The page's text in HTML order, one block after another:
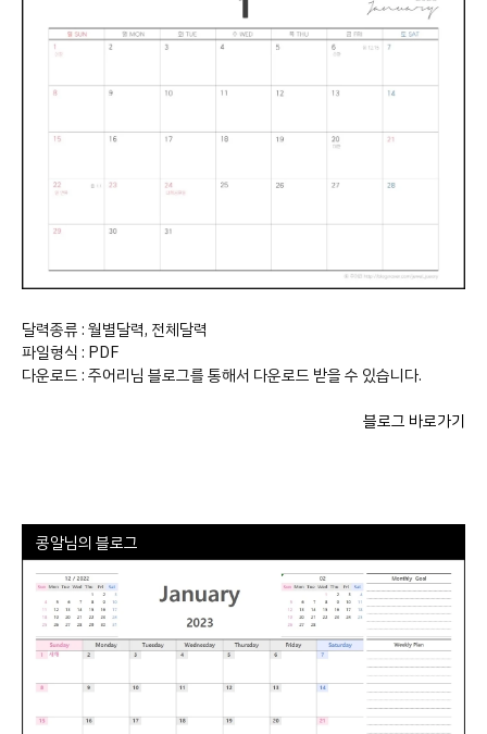
달력종류 : 월별달력, 전체달력
파일형식 : PDF
다운로드 : 주어리님 블로그를 통해서 다운로드 받을 수 있습니다.
블로그 바로가기
콩알님의 블로그